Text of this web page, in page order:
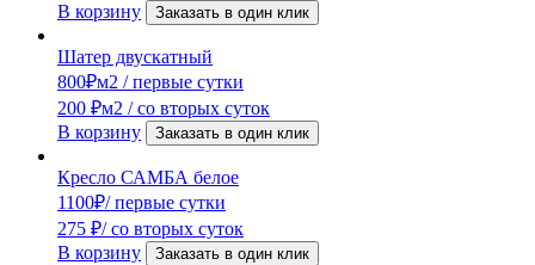
В корзину
Заказать в один клик
Шатер двускатный
800₽м2 / первые сутки
200 ₽м2 / со вторых суток
В корзину
Заказать в один клик
Кресло САМБА белое
1100₽/ первые сутки
275 ₽/ со вторых суток
В корзину
Заказать в один клик